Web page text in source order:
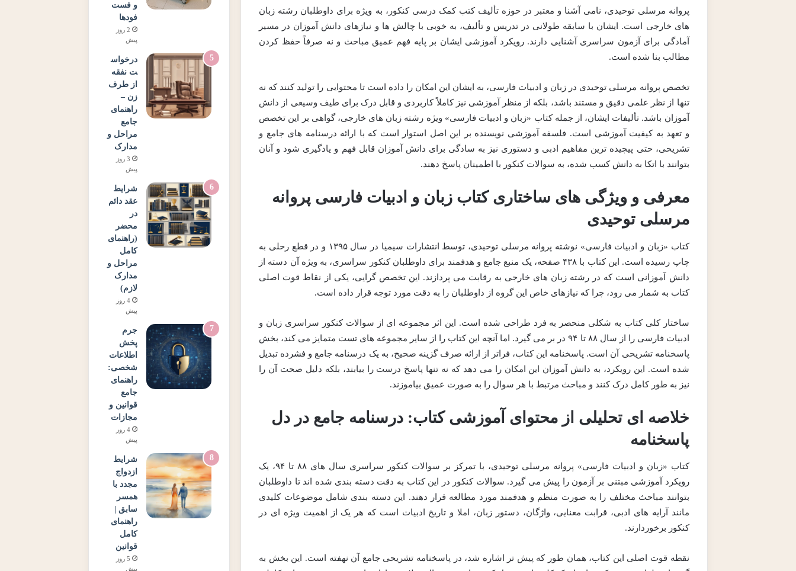
پروانه مرسلی توحیدی، نامی آشنا و معتبر در حوزه تألیف کتب کمک درسی کنکور، به ویژه برای داوطلبان رشته زبان
های خارجی است. ایشان با سابقه طولانی در تدریس و تألیف، به خوبی با چالش ها و نیازهای دانش آموزان در مسیر
آمادگی برای آزمون سراسری آشنایی دارند. رویکرد آموزشی ایشان بر پایه فهم عمیق مباحث و نه صرفاً حفظ کردن
مطالب بنا شده است.
تخصص پروانه مرسلی توحیدی در زبان و ادبیات فارسی، به ایشان این امکان را داده است تا محتوایی را تولید کنند که نه
تنها از نظر علمی دقیق و مستند باشد، بلکه از منظر آموزشی نیز کاملاً کاربردی و قابل درک برای طیف وسیعی از دانش
آموزان باشد. تألیفات ایشان، از جمله کتاب «زبان و ادبیات فارسی» ویژه رشته زبان های خارجی، گواهی بر این تخصص
و تعهد به کیفیت آموزشی است. فلسفه آموزشی نویسنده بر این اصل استوار است که با ارائه درسنامه های جامع و
تشریحی، حتی پیچیده ترین مفاهیم ادبی و دستوری نیز به سادگی برای دانش آموزان قابل فهم و یادگیری شود و آنان
بتوانند با اتکا به دانش کسب شده، به سوالات کنکور با اطمینان پاسخ دهند.
معرفی و ویژگی های ساختاری کتاب زبان و ادبیات فارسی پروانه
مرسلی توحیدی
کتاب «زبان و ادبیات فارسی» نوشته پروانه مرسلی توحیدی، توسط انتشارات سیمیا در سال ۱۳۹۵ و در قطع رحلی به
چاپ رسیده است. این کتاب با ۴۳۸ صفحه، یک منبع جامع و هدفمند برای داوطلبان کنکور سراسری، به ویژه آن دسته از
دانش آموزانی است که در رشته زبان های خارجی به رقابت می پردازند. این تخصص گرایی، یکی از نقاط قوت اصلی
کتاب به شمار می رود، چرا که نیازهای خاص این گروه از داوطلبان را به دقت مورد توجه قرار داده است.
ساختار کلی کتاب به شکلی منحصر به فرد طراحی شده است. این اثر مجموعه ای از سوالات کنکور سراسری زبان و
ادبیات فارسی را از سال ۸۸ تا ۹۴ در بر می گیرد. اما آنچه این کتاب را از سایر مجموعه های تست متمایز می کند، بخش
پاسخنامه تشریحی آن است. پاسخنامه این کتاب، فراتر از ارائه صرف گزینه صحیح، به یک درسنامه جامع و فشرده تبدیل
شده است. این رویکرد، به دانش آموزان این امکان را می دهد که نه تنها پاسخ درست را بیابند، بلکه دلیل صحت آن را
نیز به طور کامل درک کنند و مباحث مرتبط با هر سوال را به صورت عمیق بیاموزند.
خلاصه ای تحلیلی از محتوای آموزشی کتاب: درسنامه جامع در دل
پاسخنامه
کتاب «زبان و ادبیات فارسی» پروانه مرسلی توحیدی، با تمرکز بر سوالات کنکور سراسری سال های ۸۸ تا ۹۴، یک
رویکرد آموزشی مبتنی بر آزمون را پیش می گیرد. سوالات کنکور در این کتاب به دقت دسته بندی شده اند تا داوطلبان
بتوانند مباحث مختلف را به صورت منظم و هدفمند مورد مطالعه قرار دهند. این دسته بندی شامل موضوعات کلیدی
مانند آرایه های ادبی، قرابت معنایی، واژگان، دستور زبان، املا و تاریخ ادبیات است که هر یک از اهمیت ویژه ای در
کنکور برخوردارند.
نقطه قوت اصلی این کتاب، همان طور که پیش تر اشاره شد، در پاسخنامه تشریحی جامع آن نهفته است. این بخش به
و فست
فودها
2 روز
پیش
درخواس
ت نفقه
از طرف
زن –
راهنمای
جامع
مراحل و
مدارک
3 روز
پیش
شرایط
عقد دائم
در
محضر
(راهنمای
کامل
مراحل و
مدارک
لازم)
4 روز
پیش
جرم
پخش
اطلاعات
شخصی:
راهنمای
جامع
قوانین و
مجازات
4 روز
پیش
شرایط
ازدواج
مجدد با
همسر
سابق |
راهنمای
کامل
قوانین
5 روز
پیش